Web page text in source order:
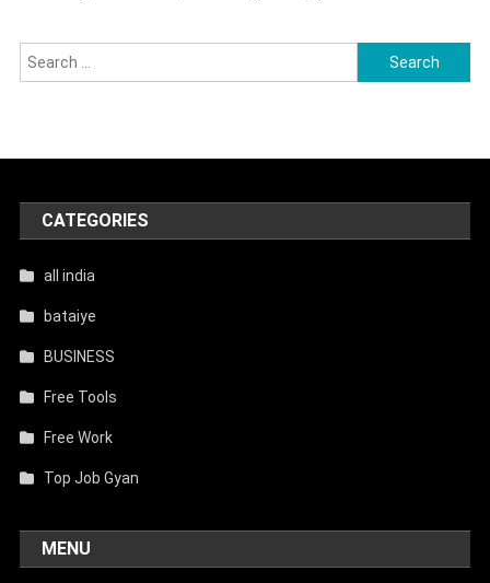
Search
for:
CATEGORIES
all india
bataiye
BUSINESS
Free Tools
Free Work
Top Job Gyan
MENU